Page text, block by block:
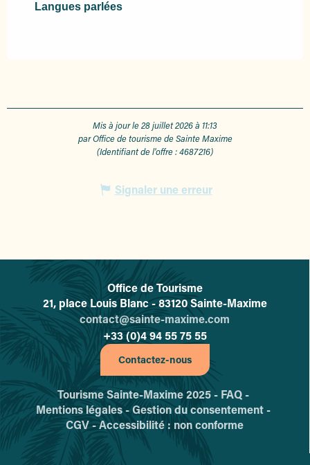
Langues parlées
Langues parlées
Mis à jour le 28 juillet 2026 à 11:13
par Office de tourisme de Sainte Maxime
(Identifiant de l'offre :4687216)
Signaler une erreur
L'office de tourisme de Sainte-
Office de Tourisme
21, place Louis Blanc - 83120 Sainte-Maxime
contact@sainte-maxime.com
+33 (0)4 94 55 75 55
Contactez-nous
Tourisme Sainte-Maxime 2025 - FAQ -
Mentions légales -Gestion du consentement -
CGV -Accessibilité : non conforme